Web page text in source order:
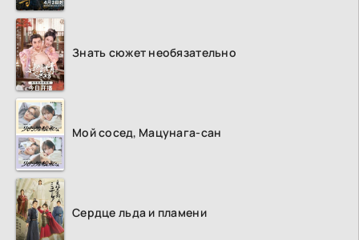
Знать сюжет необязательно
Мой сосед, Мацунага-сан
Сердце льда и пламени